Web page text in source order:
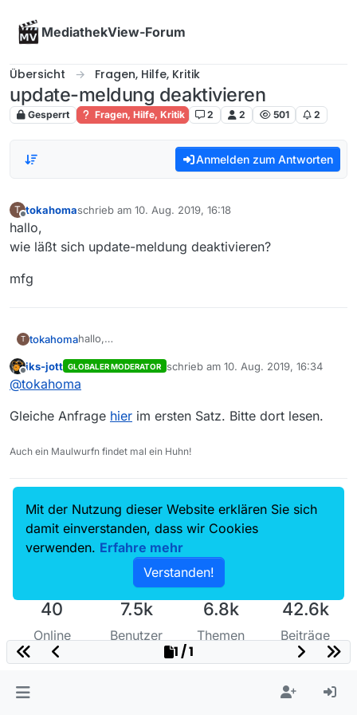
MediathekView-Forum
Übersicht Fragen, Hilfe, Kritik
update-meldung deaktivieren
Gesperrt Fragen, Hilfe, Kritik 2 2 501 2
Anmelden zum Antworten
T
Offline
tokahomaschrieb am 10. Aug. 2019, 16:18
zuletzt editiert von
hallo,
wie läßt sich update-meldung deaktivieren?
mfg
T tokahomahallo,
mfg
Offline
iks-jott GLOBALER MODERATOR schrieb am 10. Aug. 2019, 16:34
zuletzt editiert von
@tokahoma
Gleiche Anfrage hier im ersten Satz. Bitte dort lesen.
Auch ein Maulwurfn findet mal ein Huhn!
40
Online
7.5k
Benutzer
6.8k
Themen
42.6k
Beiträge
1 / 1
Mit der Nutzung dieser Website erklären Sie sich
damit einverstanden, dass wir Cookies
verwenden. Erfahre mehr
Verstanden!